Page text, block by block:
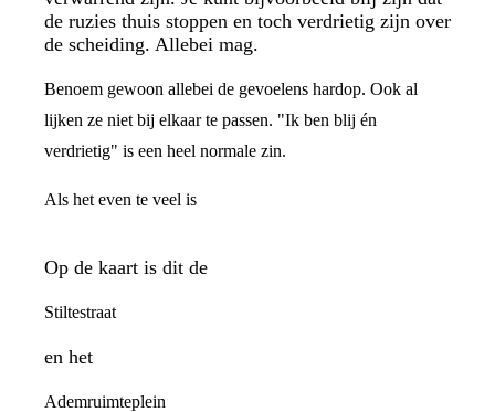
de ruzies thuis stoppen en toch verdrietig zijn over
de scheiding. Allebei mag.
Benoem gewoon allebei de gevoelens hardop. Ook al
lijken ze niet bij elkaar te passen. "Ik ben blij én
verdrietig" is een heel normale zin.
Als het even te veel is
Op de kaart is dit de
Stiltestraat
en het
Ademruimteplein